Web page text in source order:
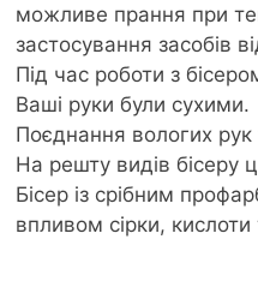
можливе прання при
застосування засобів
Під час роботи з
Ваші руки були сухими.
Поєднання вологих
На решту видів бісеру
Бісер із срібним
впливом сірки,